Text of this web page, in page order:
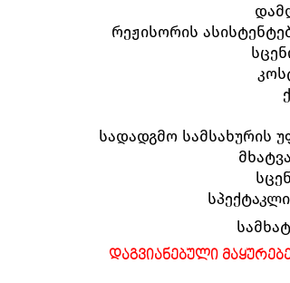
რეჟისორის
სადადგმო სამსახურის
ᲓᲐᲒᲕᲘᲐᲜᲔᲑᲣᲚᲘ